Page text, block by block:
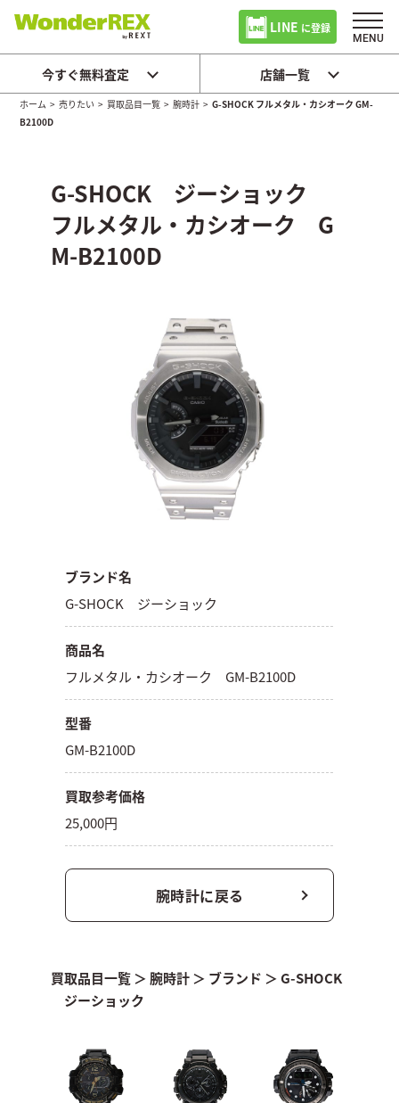
LINE に登録
今すぐ無料査定 店舗一覧
ホーム >売りたい > 買取品目一覧 >腕時計 >G-SHOCK フルメタル・カシオーク GM-
B2100D
G-SHOCK ジーショック
フルメタル・カシオーク G
M-B2100D
ブランド名
G-SHOCK ジーショック
商品名
フルメタル・カシオーク GM-B2100D
型番
GM-B2100D
買取参考価格
25,000円
腕時計に戻る
買取品目一覧＞ 腕時計＞ ブランド ＞G-SHOCK
ジーショック